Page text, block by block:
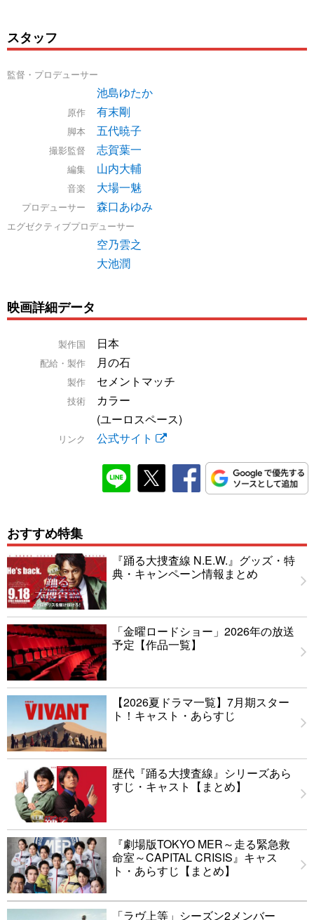
スタッフ
監督・プロデューサー
池島ゆたか
原作 有末剛
脚本 五代暁子
撮影監督 志賀葉一
編集 山内大輔
音楽 大場一魅
プロデューサー 森口あゆみ
エグゼクティブプロデューサー
空乃雲之
大池潤
映画詳細データ
製作国 日本
配給・製作 月の石
製作 セメントマッチ
技術
カラー
(ユーロスペース)
リンク 公式サイト
おすすめ特集
『踊る大捜査線 N.E.W.』グッズ・特
典・キャンペーン情報まとめ
「金曜ロードショー」2026年の放送
予定【作品一覧】
【2026夏ドラマ一覧】7月期スター
ト！キャスト・あらすじ
歴代『踊る大捜査線』シリーズあら
すじ・キャスト【まとめ】
『劇場版TOKYO MER～走る緊急救
命室～CAPITAL CRISIS』キャス
ト・あらすじ【まとめ】
「ラヴ上等」シーズン2メンバー